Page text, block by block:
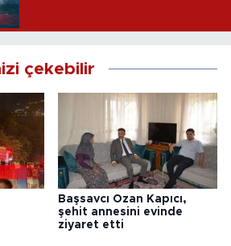
çekebilir
Başsavcı Ozan Kapıcı,
şehit annesini evinde
ziyaret etti